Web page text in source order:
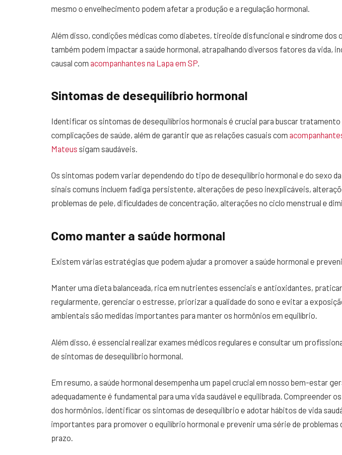
mesmo o envelhecimento podem afetar a produção e a regulação hormonal.
Além disso, condições médicas como diabetes, tireoide disfuncional e síndrome dos
também podem impactar a saúde hormonal, atrapalhando diversos fatores da vida,
causal com acompanhantes na Lapa em SP
Sintomas de desequilíbrio hormonal
Identificar os sintomas de desequilíbrios hormonais é crucial para buscar
complicações de saúde, além de garantir que as relações casuais com
Mateus sigam saudáveis.
Os sintomas podem variar dependendo do tipo de desequilíbrio hormonal e do sexo
sinais comuns incluem fadiga persistente, alterações de peso inexplicáveis,
problemas de pele, dificuldades de concentração, alterações no ciclo menstrual e
Como manter a saúde hormonal
Existem várias estratégias que podem ajudar a promover a saúde hormonal e
Manter uma dieta balanceada, rica em nutrientes essenciais e antioxidantes,
regularmente, gerenciar o estresse, priorizar a qualidade do sono e evitar a
ambientais são medidas importantes para manter os hormônios em equilíbrio.
Além disso, é essencial realizar exames médicos regulares e consultar um
de sintomas de desequilíbrio hormonal.
Em resumo, a saúde hormonal desempenha um papel crucial em nosso bem-estar
adequadamente é fundamental para uma vida saudável e equilibrada. Compreender
dos hormônios, identificar os sintomas de desequilíbrio e adotar hábitos de vida
importantes para promover o equilíbrio hormonal e prevenir uma série de problemas
prazo.